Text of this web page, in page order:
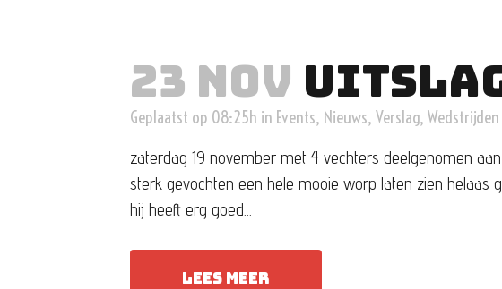
23 NOV
Geplaatst op 08:25h in Events, Nieuws, Verslag, Wedstrijden
zaterdag 19 november met 4 vechters deelgenomen
sterk gevochten een hele mooie worp laten zien helaas
hij heeft erg goed...
LEES MEER